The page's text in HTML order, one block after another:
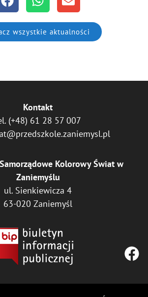
wszystkie aktualności
Kontakt
(+48) 61 28 57 007
Kolorowy Świat w
Zaniemyślu
ul. Sienkiewicza 4
63-020 Zaniemyśl